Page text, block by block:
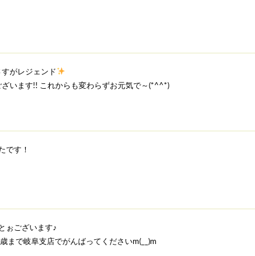
がレジェンド
ざいます!! これからも変わらずお元気で～(*^^*)
です！
ぉございます♪
まで岐阜支店でがんばってくださいm(__)m